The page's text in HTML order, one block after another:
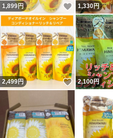
1,899円 いいね！
1,330円
2,499円 いいね！
2,100円